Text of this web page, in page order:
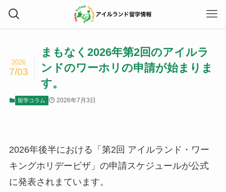
まもなく2026年第2回のアイルラ
ンドのワーホリの申請が始まりま
す。
2026
7/03
留学コラム 2026年7月3日
2026年後半における「第2回 アイルランド・ワー
キングホリデービザ」の申請スケジュールが公式
に発表されまています。